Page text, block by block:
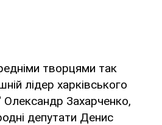
творцями так
лідер харківського
Захарченко,
депутати Денис